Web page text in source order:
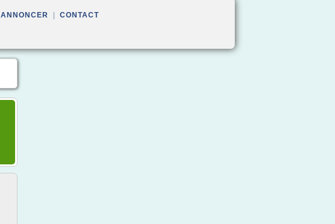
ANNONCER CONTACT